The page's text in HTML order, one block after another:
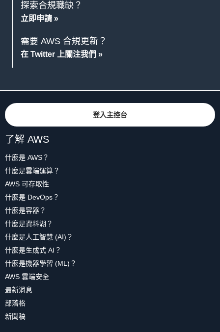
探索合規職缺？
立即申請 »
需要 AWS 合規更新？
在 Twitter 上關注我們 »
登入主控台
了解 AWS
什麼是 AWS？
什麼是雲端運算？
AWS 可存取性
什麼是 DevOps？
什麼是容器？
什麼是資料湖？
什麼是人工智慧 (AI)？
什麼是生成式 AI？
什麼是機器學習 (ML)？
AWS 雲端安全
最新消息
部落格
新聞稿